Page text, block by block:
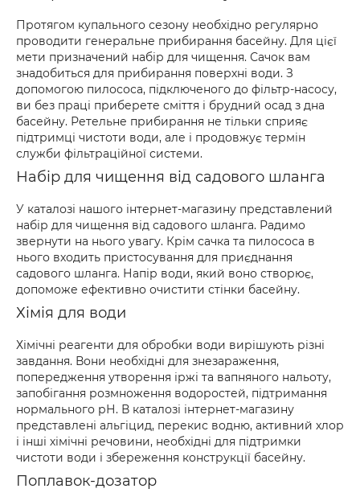
Протягом купального сезону необхідно регулярно
проводити генеральне прибирання басейну. Для цієї
мети призначений набір для чищення. Сачок вам
знадобиться для прибирання поверхні води. З
допомогою пилососа, підключеного до фільтр-насосу,
ви без праці приберете сміття і брудний осад з дна
басейну. Ретельне прибирання не тільки сприяє
підтримці чистоти води, але і продовжує термін
служби фільтраційної системи.
Набір для чищення від садового шланга
У каталозі нашого інтернет-магазину представлений
набір для чищення від садового шланга. Радимо
звернути на нього увагу. Крім сачка та пилососа в
нього входить пристосування для приєднання
садового шланга. Напір води, який воно створює,
допоможе ефективно очистити стінки басейну.
Хімія для води
Хімічні реагенти для обробки води вирішують різні
завдання. Вони необхідні для знезараження,
попередження утворення іржі та вапняного нальоту,
запобігання розмноження водоростей, підтримання
нормального рН. В каталозі інтернет-магазину
представлені альгіцид, перекис водню, активний хлор
і інші хімічні речовини, необхідні для підтримки
чистоти води і збереження конструкції басейну.
Поплавок-дозатор